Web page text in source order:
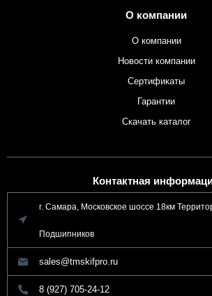
О компании
О компании
Новости компании
Сертификаты
Гарантии
Скачать каталог
Контактная
г. Самара, Московское шоссе 18км
Подшипников
sales@tmskifpro.ru
8 (927) 705-24-12